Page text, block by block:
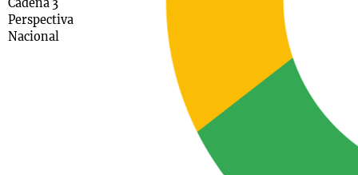
Cadena 3
Perspectiva
Nacional